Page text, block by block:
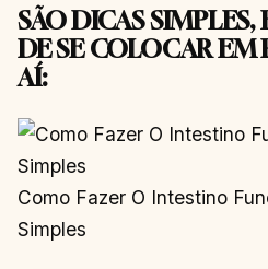
SÃO DICAS SIMPLES,
DE SE COLOCAR EM
AÍ:
Como Fazer O Intestino
Simples